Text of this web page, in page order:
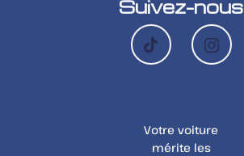
Suivez-nous
Votre voiture
mérite les